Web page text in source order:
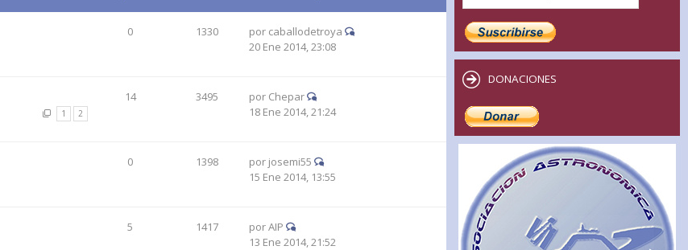
0 1330 por caballodetroya
20 Ene 2014, 23:08
1 2
14 3495 por Chepar
18 Ene 2014, 21:24
0 1398 por josemi55
15 Ene 2014, 13:55
5 1417 porAIP
13 Ene 2014, 21:52
DONACIONES